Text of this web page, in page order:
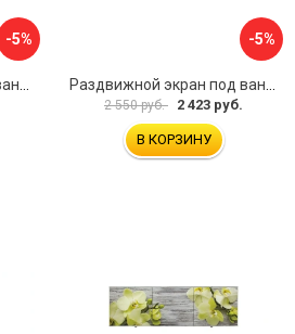
-5% -5%
2 550 руб. 2 423 руб.
В КОРЗИНУ